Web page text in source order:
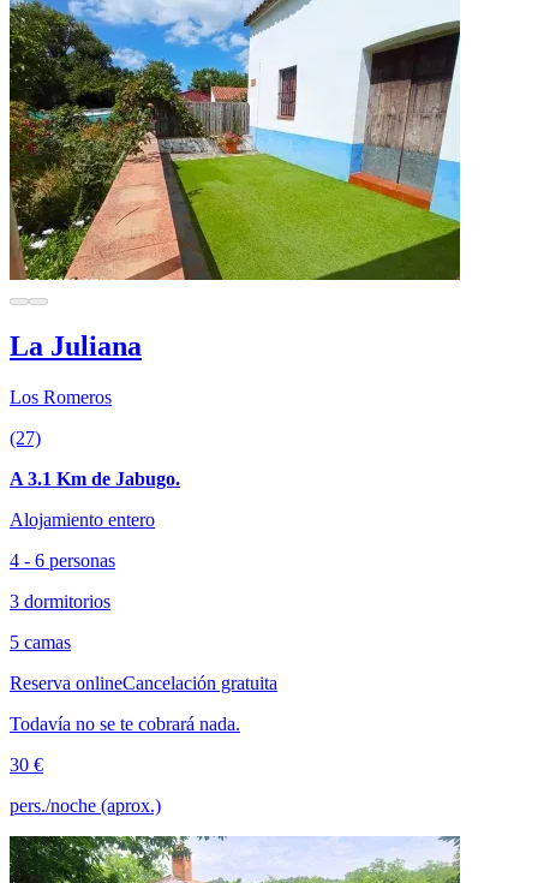
La Juliana
Los Romeros
(27)
A 3.1 Km de Jabugo.
Alojamiento entero
4 - 6 personas
3 dormitorios
5 camas
Reserva onlineCancelación gratuita
Todavía no se te cobrará nada.
30 €
pers./noche (aprox.)